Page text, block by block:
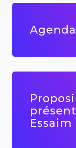
Agenda
Essaim